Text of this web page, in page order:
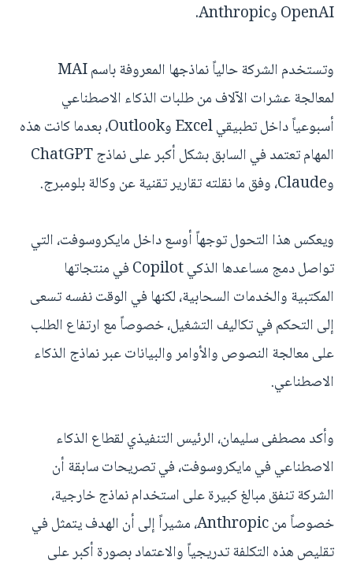
OpenAI وAnthropic.
وتستخدم الشركة حالياً نماذجها المعروفة باسم MAI
لمعالجة عشرات الآلاف من طلبات الذكاء الاصطناعي
أسبوعياً داخل تطبيقي Excel وOutlook، بعدما كانت هذه
المهام تعتمد في السابق بشكل أكبر على نماذج ChatGPT
وClaude، وفق ما نقلته تقارير تقنية عن وكالة بلومبرج.
ويعكس هذا التحول توجهاً أوسع داخل مايكروسوفت، التي
تواصل دمج مساعدها الذكي Copilot في منتجاتها
المكتبية والخدمات السحابية، لكنها في الوقت نفسه تسعى
إلى التحكم في تكاليف التشغيل، خصوصاً مع ارتفاع الطلب
على معالجة النصوص والأوامر والبيانات عبر نماذج الذكاء
الاصطناعي.
وأكد مصطفى سليمان، الرئيس التنفيذي لقطاع الذكاء
الاصطناعي في مايكروسوفت، في تصريحات سابقة أن
الشركة تنفق مبالغ كبيرة على استخدام نماذج خارجية،
خصوصاً من Anthropic، مشيراً إلى أن الهدف يتمثل في
تقليص هذه التكلفة تدريجياً والاعتماد بصورة أكبر على